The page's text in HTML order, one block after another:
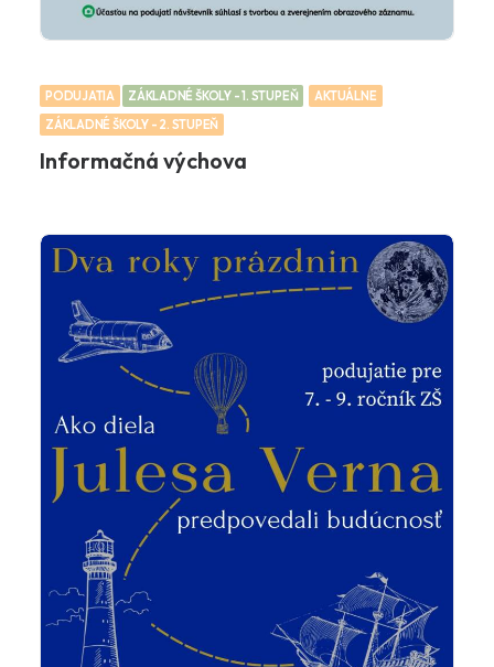
PODUJATIA ZÁKLADNÉ ŠKOLY - 1. STUPEŇ
AKTUÁLNE
ZÁKLADNÉ ŠKOLY - 2. STUPEŇ
Informačná výchova